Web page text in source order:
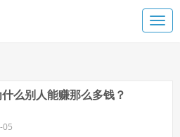
么别人能赚那么多钱？
05